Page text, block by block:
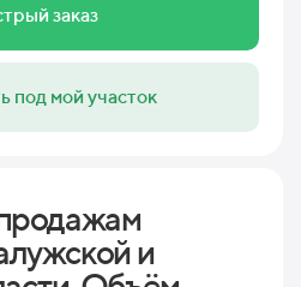
заказ
под мой участок
и